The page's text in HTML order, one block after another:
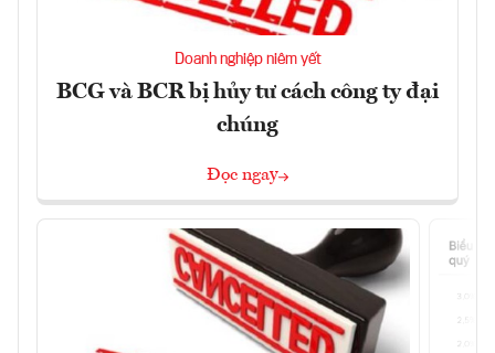
Doanh nghiệp niêm yết
BCG và BCR bị hủy tư cách công ty đại
chúng
Đọc ngay